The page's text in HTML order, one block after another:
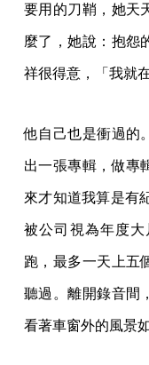
要用的刀鞘，她天
麼了，她說：抱怨
祥很得意，「我就
他自己也是衝過的
出一張專輯，做專
來才知道我算是有
被公司視為年度
跑，最多一天上五
聽過。離開錄音間
看著車窗外的風景